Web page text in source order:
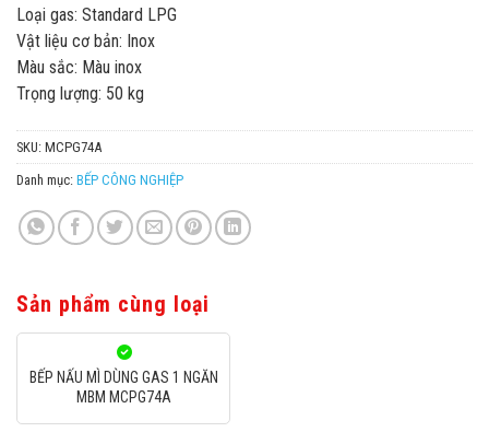
Loại gas: Standard LPG
Vật liệu cơ bản: Inox
Màu sắc: Màu inox
Trọng lượng: 50 kg
SKU: MCPG74A
Danh mục: BẾP CÔNG NGHIỆP
Sản phẩm cùng loại
BẾP NẤU MÌ DÙNG GAS 1 NGĂN
MBM MCPG74A